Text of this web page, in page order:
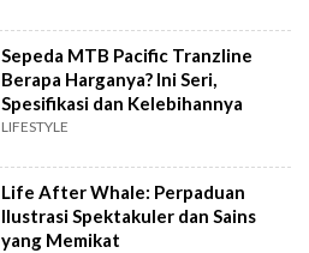
Sepeda MTB Pacific Tranzline
Berapa Harganya? Ini Seri,
Spesifikasi dan Kelebihannya
LIFESTYLE
Life After Whale: Perpaduan
Ilustrasi Spektakuler dan Sains
yang Memikat